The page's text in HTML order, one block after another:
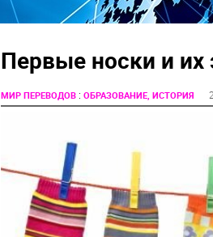
Первые носки и
МИР ПЕРЕВОДОВ: ОБРАЗОВАНИЕ, ИСТОРИЯ